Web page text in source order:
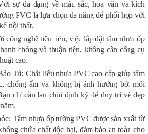
sự đa dạng về màu sắc, hoa văn và kích
PVC là lựa chọn đa năng để phối hợp với
nội thất.
công nghệ tiên tiến, việc lắp đặt tấm nhựa ốp
chóng và thuận tiện, không cần công cụ
cao.
Trì: Chất liệu nhựa PVC cao cấp giúp tấm
chống ẩm và không bị ảnh hưởng bởi môi
chỉ cần lau chùi định kỳ để duy trì vẻ đẹp
Tấm nhựa ốp tường PVC được sản xuất từ
chứa chất độc hại, đảm bảo an toàn cho